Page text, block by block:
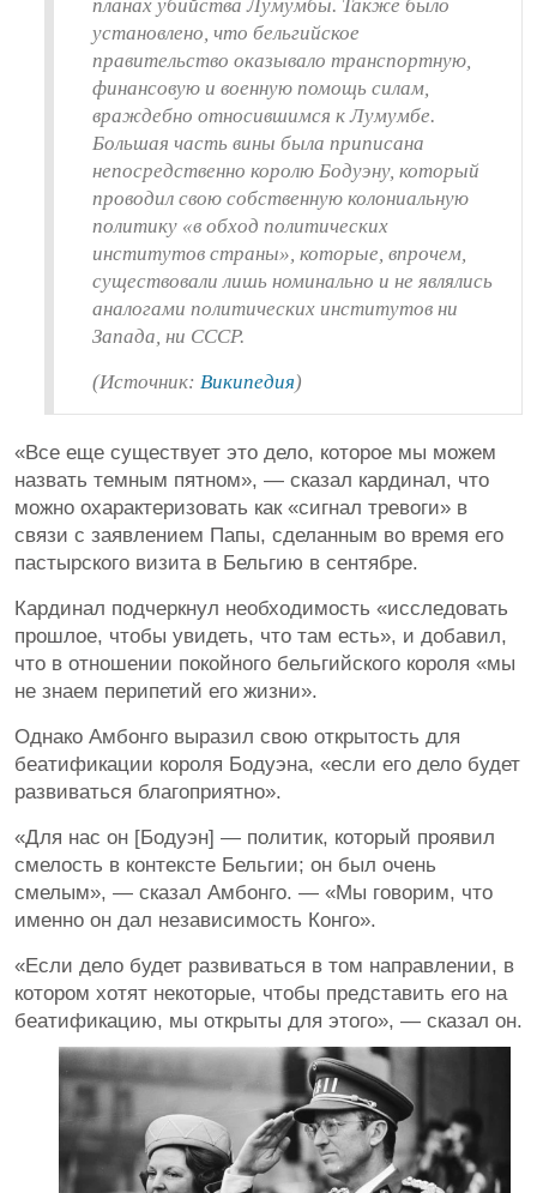
планах убийства Лумумбы. Также было
установлено, что бельгийское
правительство оказывало транспортную,
финансовую и военную помощь силам,
враждебно относившимся к Лумумбе.
Большая часть вины была приписана
непосредственно королю Бодуэну, который
проводил свою собственную колониальную
политику «в обход политических
институтов страны», которые, впрочем,
существовали лишь номинально и не являлись
аналогами политических институтов ни
Запада, ни СССР.
(Источник: Википедия)
«Все еще существует это дело, которое мы можем
назвать темным пятном», — сказал кардинал, что
можно охарактеризовать как «сигнал тревоги» в
связи с заявлением Папы, сделанным во время его
пастырского визита в Бельгию в сентябре.
Кардинал подчеркнул необходимость «исследовать
прошлое, чтобы увидеть, что там есть», и добавил,
что в отношении покойного бельгийского короля «мы
не знаем перипетий его жизни».
Однако Амбонго выразил свою открытость для
беатификации короля Бодуэна, «если его дело будет
развиваться благоприятно».
«Для нас он [Бодуэн] — политик, который проявил
смелость в контексте Бельгии; он был очень
смелым», — сказал Амбонго. — «Мы говорим, что
именно он дал независимость Конго».
«Если дело будет развиваться в том направлении, в
котором хотят некоторые, чтобы представить его на
беатификацию, мы открыты для этого», — сказал он.